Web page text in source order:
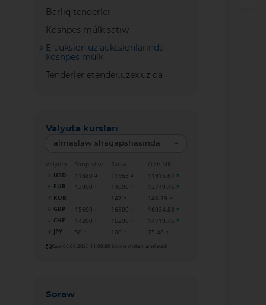
Barlıq tenderler
Kóshpes múlk satıw
E-auksion.uz auktsionlarında
kóshpes múlk
Tenderler etender.uzex.uz da
Valyuta kursları
almaslaw shaqapshasında
Valyuta Satıp alıw Satıw
O‘zb MB
USD
11880 11965
11915.64
EUR
13000 14000
13749.46
RUB
147
146.19
GBP
15600 16600
16034.88
CHF
14200 15200
14719.75
JPY
50 100 75.48
Kurs 06.08.2026 11:00:00 kúnine shekem ámel etedi
Soraw